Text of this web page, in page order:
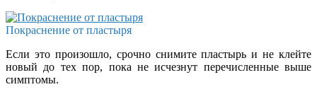
Покраснение от пластыря
Если это произошло, срочно снимите пластырь и не клейте
новый до тех пор, пока не исчезнут перечисленные выше
симптомы.